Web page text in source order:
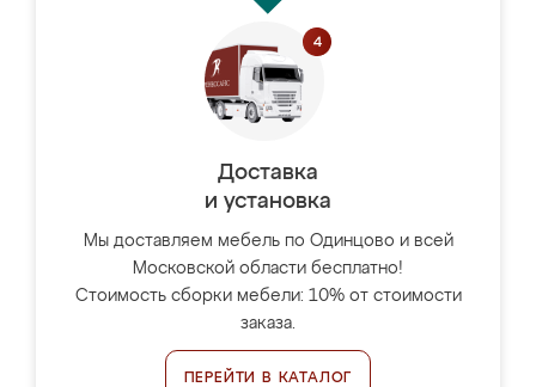
Доставка
и установка
Мы доставляем мебель по Одинцово и всей
Московской области бесплатно!
Стоимость сборки мебели: 10% от стоимости
заказа.
ПЕРЕЙТИ В КАТАЛОГ